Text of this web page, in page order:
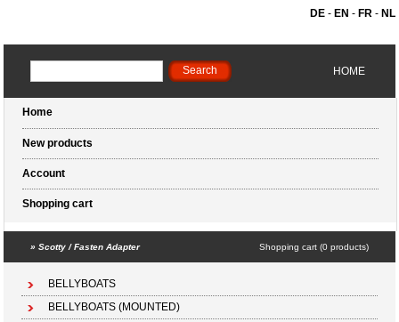
DE- EN - FR- NL
HOME
Home
New products
Account
Shopping cart
»Scotty / Fasten Adapter Shopping cart (0 products)
BELLYBOATS
BELLYBOATS (MOUNTED)